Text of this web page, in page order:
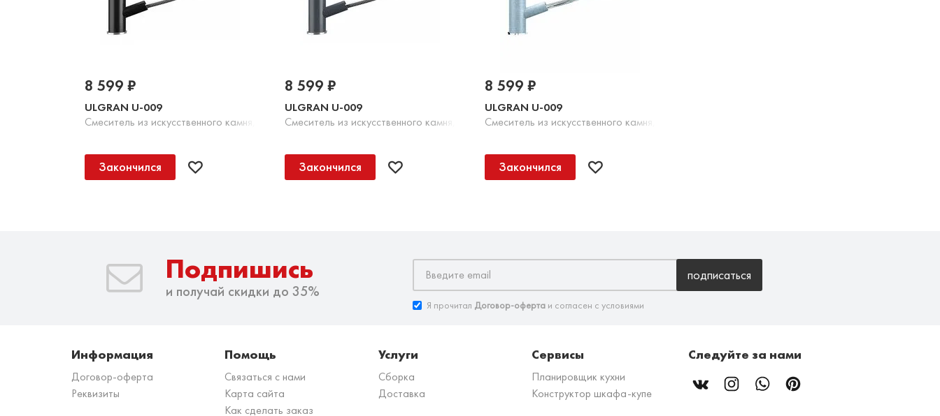
ULGRAN U-009
Смеситель из искусственного камня, 344 Ультра-черный
8 599 ₽
Закончился
ULGRAN U-009
Смеситель из искусственного камня, 343 Антрацит
8 599 ₽
Закончился
ULGRAN U-009
Смеситель из искусственного камня, 342 Графитовый
8 599 ₽
Закончился
Подпишись
и получай скидки до 35%
подписаться
Я прочитал Договор-офертаи согласен с условиями
Информация
Договор-оферта
Реквизиты
Помощь
Связаться с нами
Карта сайта
Как сделать заказ
Услуги
Сборка
Доставка
Сервисы
Планировщик кухни
Конструктор шкафа-купе
Следуйте за нами